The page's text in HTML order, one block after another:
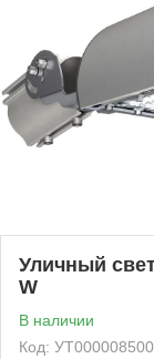
Уличный
W
В наличии
Код: УТ000008500